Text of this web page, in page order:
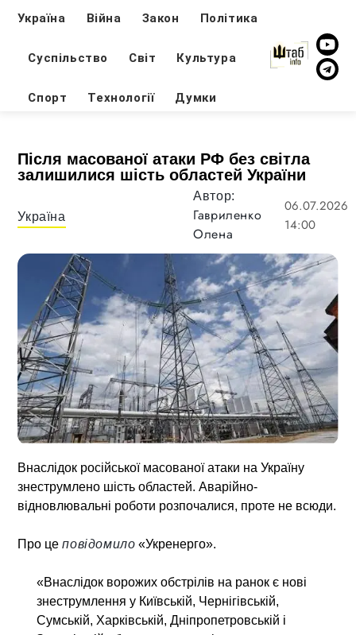
Україна Війна Закон Політика
Суспільство Світ Культура
Спорт Технології Думки
Після масованої атаки РФ без світла
залишилися шість областей України
Україна
Автор:
Гавриленко
Олена
06.07.2026
14:00
Внаслідок російської масованої атаки на Україну
знеструмлено шість областей. Аварійно-
відновлювальні роботи розпочалися, проте не всюди.
Про цеповідомило «Укренерго».
«Внаслідок ворожих обстрілів на ранок є нові
знеструмлення у Київській, Чернігівській,
Сумській, Харківській, Дніпропетровській і